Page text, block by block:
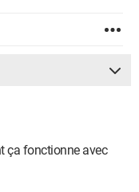
ça fonctionne avec